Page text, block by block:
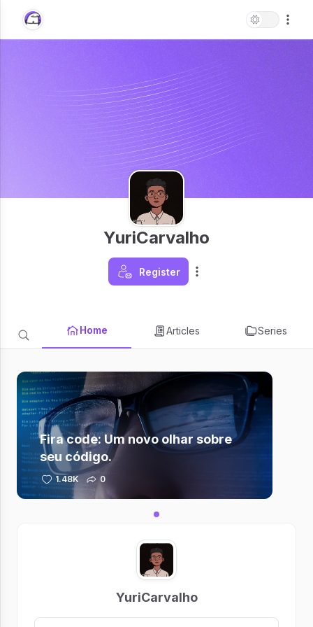
YuriCarvalho
Register
Home Articles Series
Fira code: Um novo olhar sobre
seu código.
1.48K 0
YuriCarvalho